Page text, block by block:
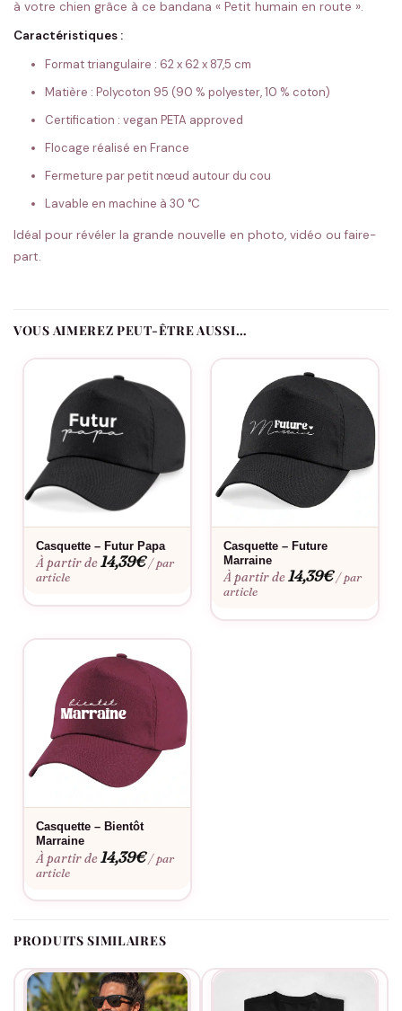
à votre chien grâce à ce bandana « Petit humain en route ».
Caractéristiques :
Format triangulaire : 62 x 62 x 87,5 cm
Matière : Polycoton 95 (90 % polyester, 10 % coton)
Certification : vegan PETA approved
Flocage réalisé en France
Fermeture par petit nœud autour du cou
Lavable en machine à 30 °C
Idéal pour révéler la grande nouvelle en photo, vidéo ou faire-
part.
VOUS AIMEREZ PEUT-ÊTRE AUSSI…
Casquette – Futur Papa
À partir de14,39€ / par
article
Casquette – Future
Marraine
À partir de14,39€ / par
article
Casquette – Bientôt
Marraine
À partir de14,39€ / par
article
PRODUITS SIMILAIRES